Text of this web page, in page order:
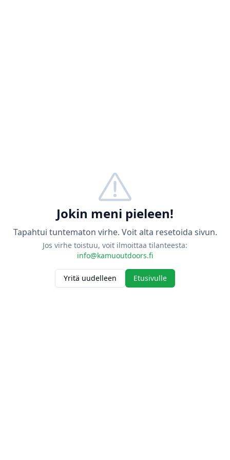
Jokin meni pieleen!
Tapahtui tuntematon virhe. Voit alta resetoida sivun.
Jos virhe toistuu, voit ilmoittaa tilanteesta:
info@kamuoutdoors.fi
Yritä uudelleen Etusivulle